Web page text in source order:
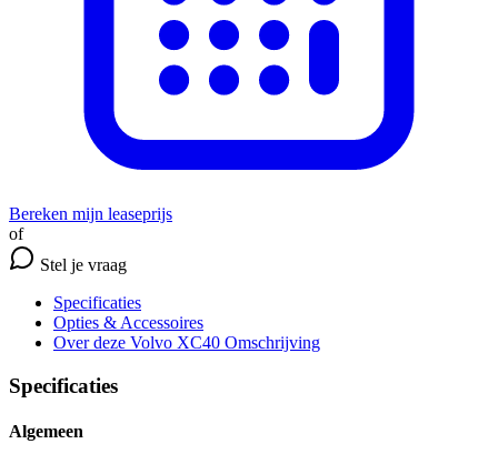
Bereken mijn leaseprijs
of
Stel je vraag
Specificaties
Opties & Accessoires
Over deze Volvo XC40 Omschrijving
Specificaties
Algemeen